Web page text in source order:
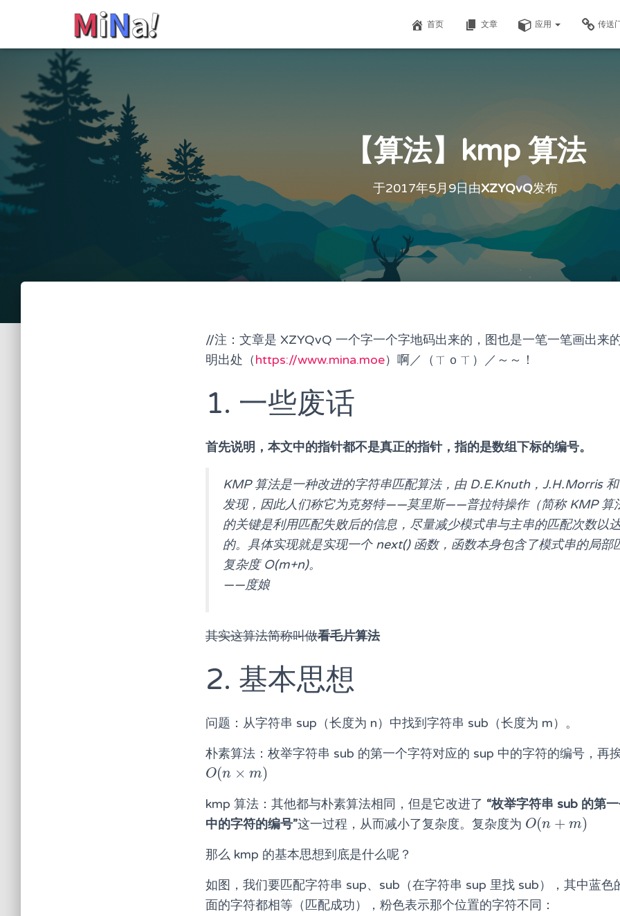
首页 文章 应用 传送
【算法】kmp 算法
于2017年5月9日由XZYQvQ发布
//注：文章是 XZYQvQ 一个字一个字地码出来的，图也是一笔一笔画出来
明出处（https://www.mina.moe）啊／（ㄒｏㄒ）／～～！
1. 一些废话
首先说明，本文中的指针都不是真正的指针，指的是数组下标的编号。
KMP 算法是一种改进的字符串匹配算法，由 D.E.Knuth，J.H.Morris
发现，因此人们称它为克努特——莫里斯——普拉特操作（简称 KMP 算
的关键是利用匹配失败后的信息，尽量减少模式串与主串的匹配次数以
的。具体实现就是实现一个 next() 函数，函数本身包含了模式串的局部
复杂度 O(m+n)。
——度娘
其实这算法简称叫做看毛片算法
2. 基本思想
问题：从字符串 sup（长度为 n）中找到字符串 sub（长度为 m）。
朴素算法：枚举字符串 sub 的第一个字符对应的 sup 中的字符的编号，再
O(n × m)
O(n× m
kmp 算法：其他都与朴素算法相同，但是它改进了 “枚举字符串 sub 的第
中的字符的编号”这一过程，从而减小了复杂度。复杂度为 O(n + m)
O(n+ m)
那么 kmp 的基本思想到底是什么呢？
如图，我们要匹配字符串 sup、sub（在字符串 sup 里找 sub），其中蓝色
面的字符都相等（匹配成功），粉色表示那个位置的字符不同：